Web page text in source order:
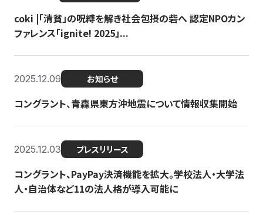
coki |「清貧」の呪縛を解き社会包摂の砦へ 認定NPOカン
ファレンス「ignite! 2025」...
2025.12.09 お知らせ
コングラント、青森県東方沖地震について情報収集開始
2025.12.03 プレスリリース
コングラント、PayPay決済機能を拡大。学校法人・大学法
人・自治体など11の法人格が導入可能に